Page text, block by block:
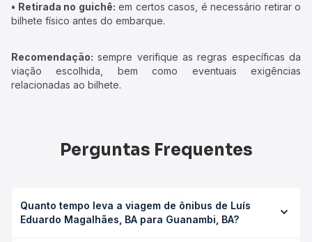
• Retirada no guichê: em certos casos, é necessário retirar o
bilhete físico antes do embarque.
Recomendação: sempre verifique as regras específicas da
viação escolhida, bem como eventuais exigências
relacionadas ao bilhete.
Perguntas Frequentes
Quanto tempo leva a viagem de ônibus de Luís
Eduardo Magalhães, BA para Guanambi, BA?